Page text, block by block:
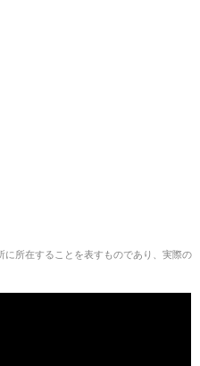
所在することを表すものであり、実際の